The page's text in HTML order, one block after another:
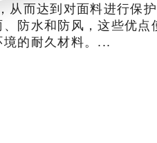
从而达到对面料进行保
防水和防风，这些优点
的耐久材料。...